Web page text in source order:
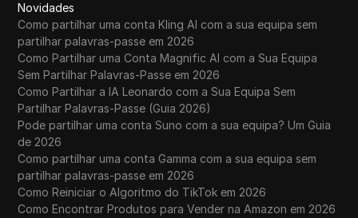
Novidades
Como partilhar uma conta Kling AI com a sua equipa sem
partilhar palavras-passe em 2026
Como Partilhar uma Conta Magnific AI com a Sua Equipa
Sem Partilhar Palavras-Passe em 2026
Como Partilhar a IA Leonardo com a Sua Equipa Sem
Partilhar Palavras-Passe (Guia 2026)
Pode partilhar uma conta Suno com a sua equipa? Um Guia
de 2026
Como partilhar uma conta Gamma com a sua equipa sem
partilhar palavras-passe em 2026
Como Reiniciar o Algoritmo do TikTok em 2026
Como Encontrar Produtos para Vender na Amazon em 2026